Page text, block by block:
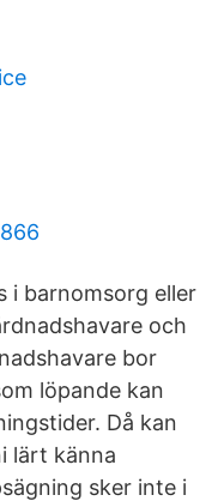
i barnomsorg eller
och
bor
löpande kan
Då kan
lärt känna
sker inte i